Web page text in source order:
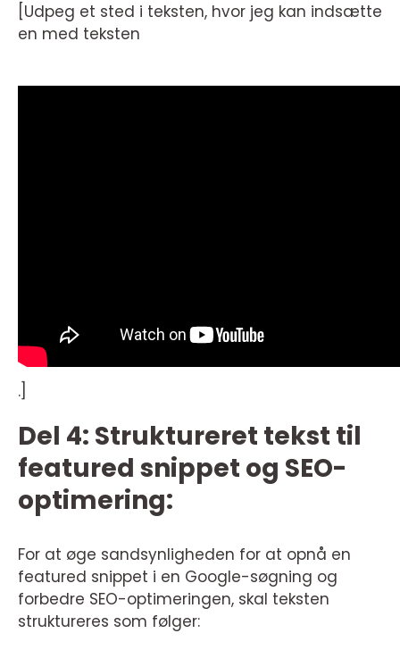
[Udpeg et sted i teksten, hvor jeg kan indsætte
en med teksten
.]
Del 4: Struktureret tekst til
featured snippet og SEO-
optimering:
For at øge sandsynligheden for at opnå en
featured snippet i en Google-søgning og
forbedre SEO-optimeringen, skal teksten
struktureres som følger: